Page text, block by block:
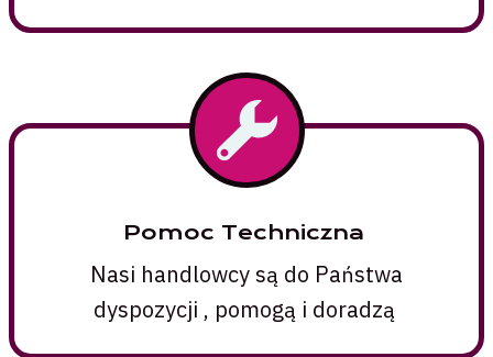
Pomoc Techniczna
Nasi handlowcy są do Państwa
dyspozycji , pomogą i doradzą